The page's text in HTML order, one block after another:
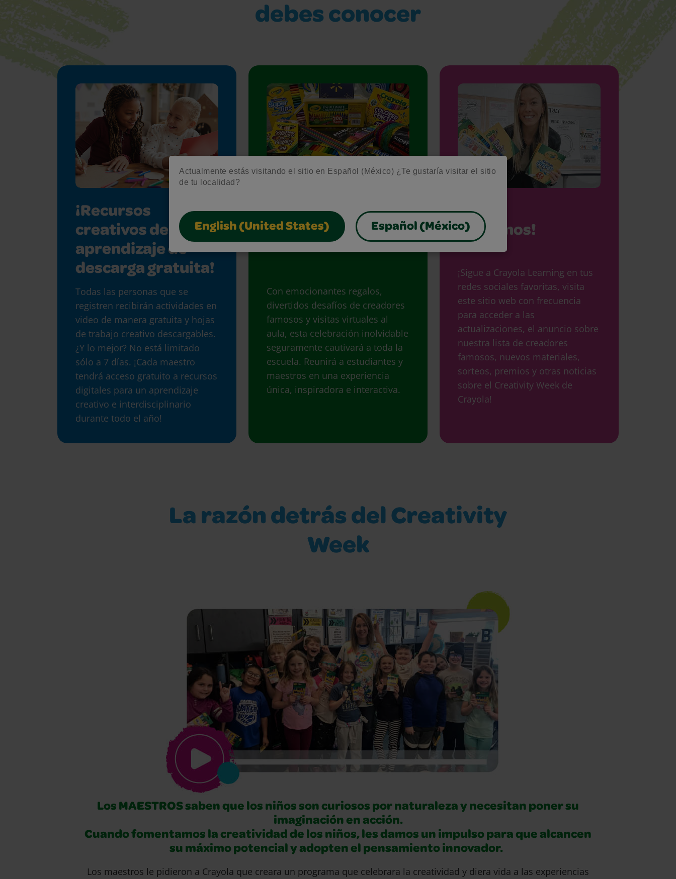
Actualmente estás visitando el sitio en Español (México) ¿Te gustaría visitar el sitio
de tu localidad?
English (United States) Español (México)
debes conocer
¡Recursos
creativos de
aprendizaje de
descarga gratuita!
Todas las personas que se
registren recibirán actividades en
video de manera gratuita y hojas
de trabajo creativo descargables.
¿Y lo mejor? No está limitado
sólo a 7 días. ¡Cada maestro
tendrá acceso gratuito a recursos
digitales para un aprendizaje
creativo e interdisciplinario
durante todo el año!
¡Regalos!
Con emocionantes regalos,
divertidos desafíos de creadores
famosos y visitas virtuales al
aula, esta celebración inolvidable
seguramente cautivará a toda la
escuela. Reunirá a estudiantes y
maestros en una experiencia
única, inspiradora e interactiva.
¡Síguenos!
¡Sigue a Crayola Learning en tus
redes sociales favoritas, visita
este sitio web con frecuencia
para acceder a las
actualizaciones, el anuncio sobre
nuestra lista de creadores
famosos, nuevos materiales,
sorteos, premios y otras noticias
sobre el Creativity Week de
Crayola!
La razón detrás del Creativity
Week
Los MAESTROS saben que los niños son curiosos por naturaleza y necesitan poner su
imaginación en acción.
Cuando fomentamos la creatividad de los niños, les damos un impulso para que alcancen
su máximo potencial y adopten el pensamiento innovador.
Los maestros le pidieron a Crayola que creara un programa que celebrara la creatividad y diera vida a las experiencias